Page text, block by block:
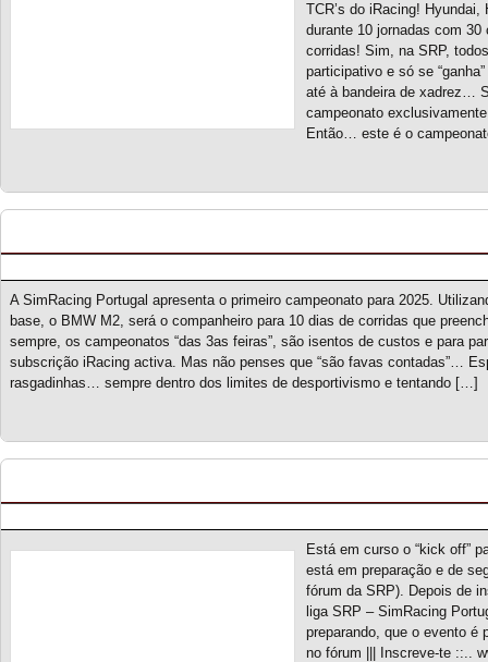
TCR’s do iRacing!
durante 10 jornadas com
corridas! Sim, na SRP,
participativo e só se
até à bandeira de xadrez…
campeonato
Então… este é o
A SimRacing Portugal apresenta o primeiro campeonato para 2025.
base, o BMW M2, será o companheiro para 10 dias de corridas que
sempre, os campeonatos “das 3as feiras”, são isentos de custos e para
subscrição iRacing activa. Mas não penses que “são favas contadas”…
rasgadinhas… sempre dentro dos limites de desportivismo e tentando […]
Está em curso o “kick off”
está em preparação e de
fórum da SRP). Depois de
liga SRP – SimRacing
preparando, que o evento
no fórum ||| Inscreve-te ::..